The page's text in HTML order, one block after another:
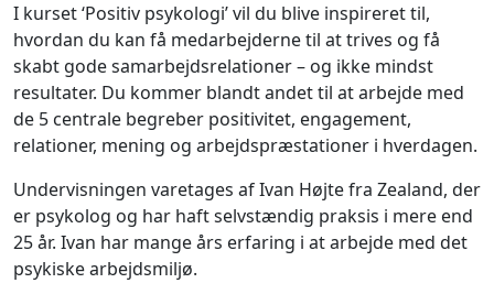
I kurset ‘Positiv psykologi’ vil du blive inspireret til,
hvordan du kan få medarbejderne til at trives og få
skabt gode samarbejdsrelationer – og ikke mindst
resultater. Du kommer blandt andet til at arbejde med
de 5 centrale begreber positivitet, engagement,
relationer, mening og arbejdspræstationer i hverdagen.
Undervisningen varetages af Ivan Højte fra Zealand, der
er psykolog og har haft selvstændig praksis i mere end
25 år. Ivan har mange års erfaring i at arbejde med det
psykiske arbejdsmiljø.